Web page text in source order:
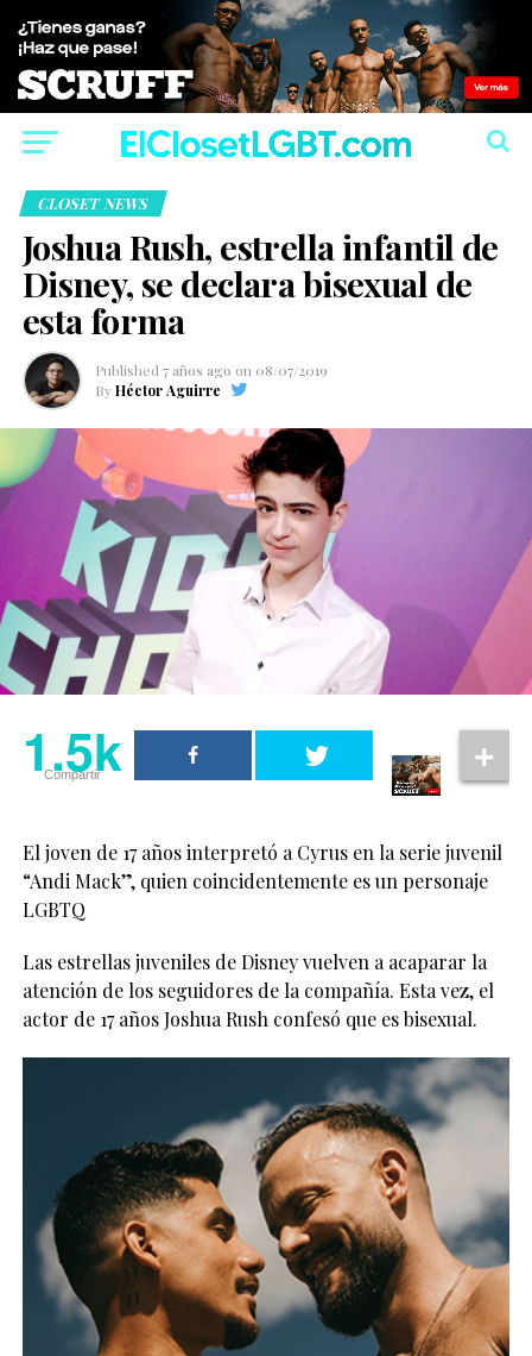
CLOSET NEWS
Joshua Rush, estrella infantil de
Disney, se declara bisexual de
esta forma
Published 7 años ago on 08/07/2019
By Héctor Aguirre
1.5k
Compartir
El joven de 17 años interpretó a Cyrus en la serie juvenil
“Andi Mack”, quien coincidentemente es un personaje
LGBTQ
Las estrellas juveniles de Disney vuelven a acaparar la
atención de los seguidores de la compañía. Esta vez, el
actor de 17 años Joshua Rush confesó que es bisexual.